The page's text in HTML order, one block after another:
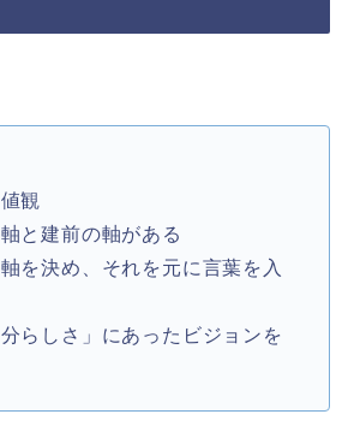
観
と建前の軸がある
を決め、それを元に言葉を入
らしさ」にあったビジョンを